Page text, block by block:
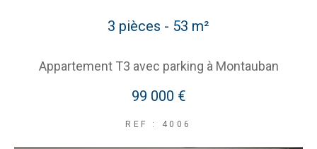
3 pièces - 53 m²
Appartement T3 avec parking à Montauban
99 000 €
REF : 4006